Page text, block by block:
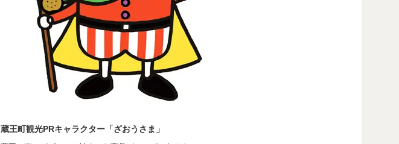
蔵王町観光PRキャラクター「ざおうさま」